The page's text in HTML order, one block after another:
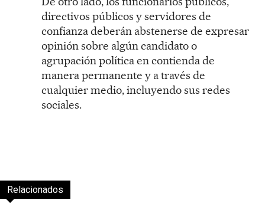
directivos públicos y servidores de
confianza deberán abstenerse de expresar
opinión sobre algún candidato o
agrupación política en contienda de
manera permanente y a través de
cualquier medio, incluyendo sus redes
sociales.
Relacionados